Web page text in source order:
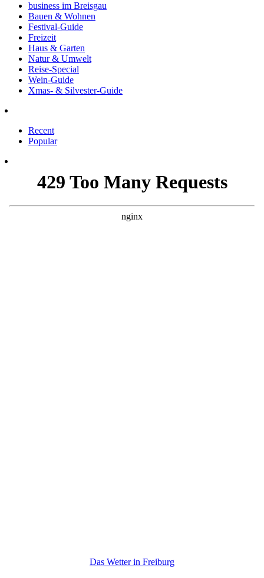
business im Breisgau
Bauen & Wohnen
Festival-Guide
Freizeit
Haus & Garten
Natur & Umwelt
Reise-Special
Wein-Guide
Xmas- & Silvester-Guide
Recent
Popular
Das Wetter in Freiburg